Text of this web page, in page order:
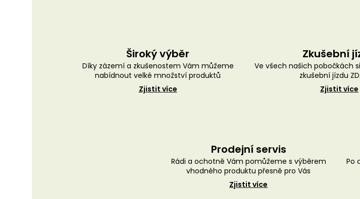
Široký výběr
Díky zázemí a zkušenostem Vám můžeme
nabídnout velké množství produktů
Zjistit více
Zkušební
Ve všech našich pobočkách
zkušební jízdu
Zjistit více
Prodejní servis
Rádi a ochotně Vám pomůžeme s výběrem
vhodného produktu přesně pro Vás
Zjistit více
Po